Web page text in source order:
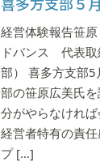
経営体験報告笹
ドバンス 代表取
部） 喜多方支部
部の笹原広美氏
分がやらなけれ
経営者特有の責任
プ […]